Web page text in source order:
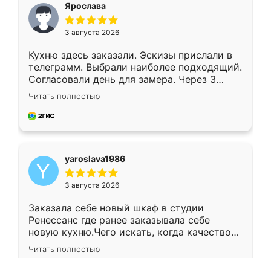
Ярослава
3 августа 2026
Кухню здесь заказали. Эскизы прислали в
телеграмм. Выбрали наиболее подходящий.
Согласовали день для замера. Через 3
недели кухня была уже готова. Остались
довольны работой. Спасибо Ренессанс
мебель за качественную работу!
Читать полностью
yaroslava1986
3 августа 2026
Заказала себе новый шкаф в студии
Ренессанс где ранее заказывала себе
новую кухню.Чего искать, когда качеством
вполне довольна. Служит кухня уже почти
Читать полностью